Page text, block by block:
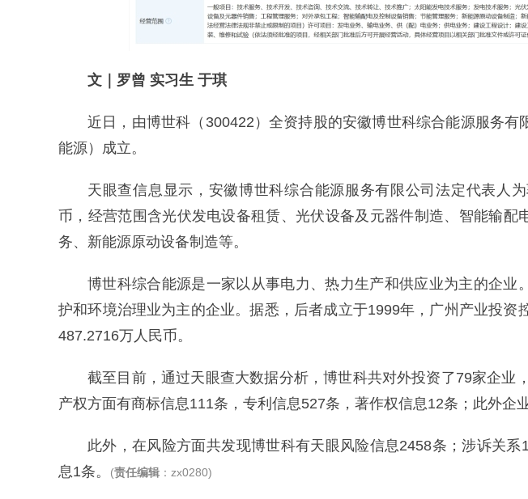
文｜罗曾 实习生 于琪
近日，由博世科（300422）全资持股的安徽博世科综合能源服务有
能源）成立。
天眼查信息显示，安徽博世科综合能源服务有限公司法定代表人
币，经营范围含光伏发电设备租赁、光伏设备及元器件制造、智能输配
务、新能源原动设备制造等。
博世科综合能源是一家以从事电力、热力生产和供应业为主的企业
护和环境治理业为主的企业。据悉，后者成立于1999年，广州产业投资
487.2716万人民币。
截至目前，通过天眼查大数据分析，博世科共对外投资了79家企业
产权方面有商标信息111条，专利信息527条，著作权信息12条；此外企
此外，在风险方面共发现博世科有天眼风险信息2458条；涉诉关
息1条。
(责任编辑 ：zx0280)